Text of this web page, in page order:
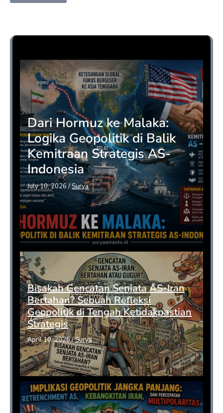
Dari Hormuz ke Malaka:
Logika Geopolitik di Balik
Kemitraan Strategis AS-
Indonesia
July 10, 2026 /Surya
Bisakah Gencatan Senjata AS-Iran
Bertahan? Sebuah Refleksi
Geopolitik di Tengah Ketidakpastian
Strategis
April 10, 2026/Surya